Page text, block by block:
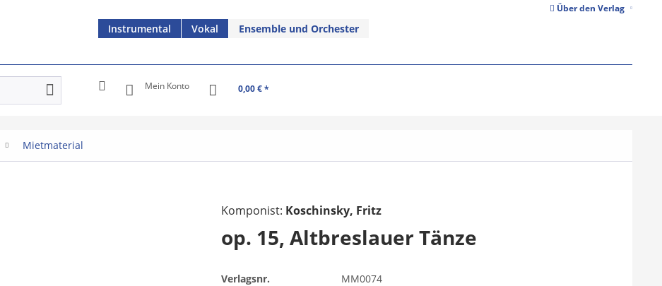
Über den Verlag
Instrumental Vokal Ensemble und Orchester
Mein Konto 0,00 € *
Mietmaterial
Komponist: Koschinsky, Fritz
op. 15, Altbreslauer Tänze
Verlagsnr.
MM0074